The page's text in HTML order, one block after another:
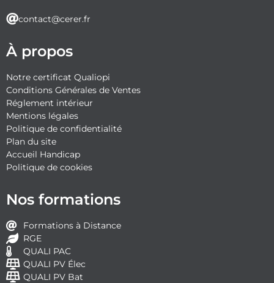
contact@cerer.fr
À propos
Notre certificat Qualiopi
Conditions Générales de Ventes
Réglement intérieur
Mentions légales
Politique de confidentialité
Plan du site
Accueil Handicap
Politique de cookies
Nos formations
Formations à Distance
RGE
QUALI PAC
QUALI PV Élec
QUALI PV Bat